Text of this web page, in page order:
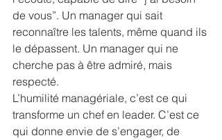
de vous”. Un manager qui sait
reconnaître les talents, même quand ils
le dépassent. Un manager qui ne
cherche pas à être admiré, mais
respecté.
L’humilité managériale, c’est ce qui
transforme un chef en leader. C’est ce
qui donne envie de s’engager, de